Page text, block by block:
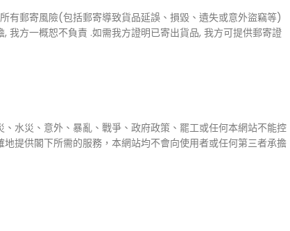
雪草舒緩精華面
Vaseline 凡士林保濕面膜 10片裝 藍色
有郵寄風險(包括郵寄導致貨品延誤、損毀、遺失或意外盜竊等)
, 我方一概恕不負責 .如需我方證明已寄出貨品, 我方可提供郵寄證
、水災、意外、暴亂、戰爭、政府政策、罷工或任何本網站不能控
地提供閣下所需的服務，本網站均不會向使用者或任何第三者承擔